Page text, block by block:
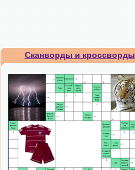
Сканворды и кроссворды